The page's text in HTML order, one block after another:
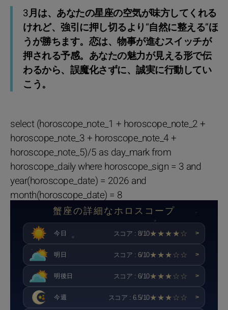
3月は、あなたの星座の空気が味方してくれる
けれど、強引に押し切るより“自然に整える”ほ
うが勝ちます。恋は、物事が進むスイッチが
押される予感。あなたの魅力が見える形で伝
わるから、誤魔化さずに、誠実に行動してい
こう。
select (horoscope_note_1 + horoscope_note_2 +
horoscope_note_3 + horoscope_note_4 +
horoscope_note_5)/5 as day_mark from
horoscope_daily where horoscope_sign = 3 and
year(horoscope_date) = 2026 and
month(horoscope_date) = 8
蟹座の詳細なホロスコープ
今日 スコア : 8/10★★★★☆ >
明日 スコア : 6/10★★★☆☆ >
明後日 スコア : 6/10★★★☆☆ >
今週 スコア : 6.5/10★★★☆☆ >